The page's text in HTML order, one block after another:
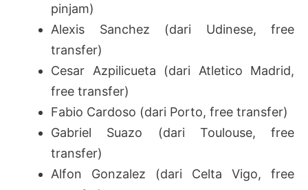
pinjam)
Alexis Sanchez (dari Udinese, free
transfer)
Cesar Azpilicueta (dari Atletico Madrid,
free transfer)
Fabio Cardoso (dari Porto, free transfer)
Gabriel Suazo (dari Toulouse, free
transfer)
Alfon Gonzalez (dari Celta Vigo, free